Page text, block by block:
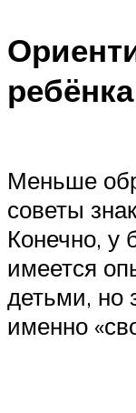
ребёнка
Меньше
советы
Конечно, у
имеется
детьми, но
именно